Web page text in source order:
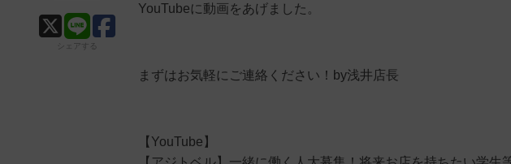
YouTubeに動画をあげました。
まずはお気軽にご連絡ください！by浅井店長
【YouTube】
シェアする